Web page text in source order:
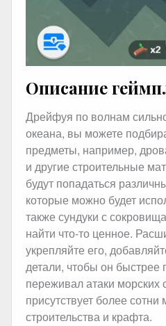
Описание
Дрейфуя по волнам
океана, вы можете
предметы, например,
и другие строительные
будут попадаться
которые можно будет
также сундуки с
найти что-то ценное.
укрепляйте его,
детали, чтобы он быстрее
переживал атаки морских
присутствует более
строительства и крафта.